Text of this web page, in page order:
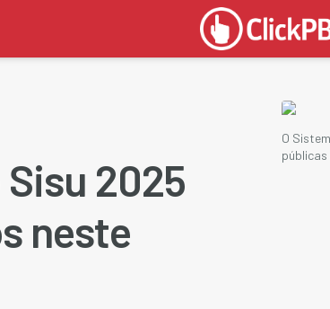
2025
neste
O